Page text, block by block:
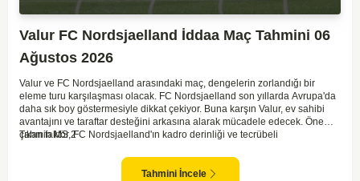
Valur FC Nordsjaelland İddaa Maç Tahmini 06
Ağustos 2026
Valur ve FC Nordsjaelland arasındaki maç, dengelerin zorlandığı bir
eleme turu karşılaşması olacak. FC Nordsjaelland son yıllarda Avrupa'da
daha sık boy göstermesiyle dikkat çekiyor. Buna karşın Valur, ev sahibi
avantajını ve taraftar desteğini arkasına alarak mücadele edecek. Öne
çıkan faktör, FC Nordsjaelland'ın kadro derinliği ve tecrübeli
olsa da, sahalarında oynamaları bir avantaj yaratıyor. Toplamda daha
fazla deneyime sahip olan konuk takımın üstün gelmesi olası duruyor.
Tahmin MS 2
Tahmini İncele